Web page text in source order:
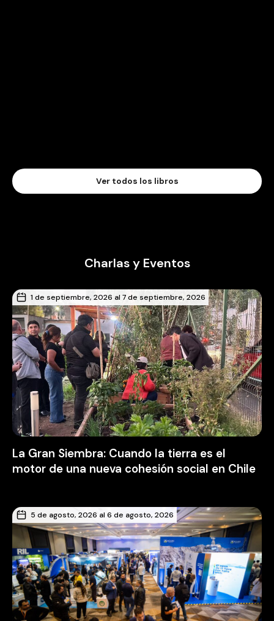
Ver todos los libros
Charlas y Eventos
1 de septiembre, 2026 al 7 de septiembre, 2026
La Gran Siembra: Cuando la tierra es el
motor de una nueva cohesión social en Chile
5 de agosto, 2026 al 6 de agosto, 2026